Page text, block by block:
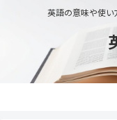
英語の意味や使